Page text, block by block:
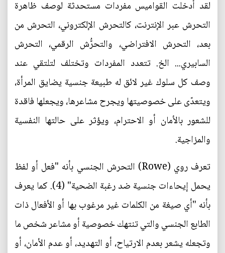
لقد أدخلت القواميس مفردات مستحدثة لوصف ظاهرة
التحرش عبر الإنترنت، كالتحرش الإلكتروني، التحرش من
بعد، التحرش الافتراضي، والتحرُّش الرقمي، التحرش
السابيري... الخ. تتعدد المفردات وتختلف لتلتقي عند
وصف كل سلوك غير لائق له طبيعة جنسية يضايق المرأة،
ويتعدّى على خصوصيتها ويجرح مشاعرها، ويجعلها فاقدة
للشعور بالأمان أو الاحترام، ويؤثر على حالتها النفسية
والمزاجية.
تعرف روي (Rowe) التحرش الجنسي بأنه "فعل أو لفظ
يحمل إيحاءات جنسية ضد رغبة الضحية" (4). كما يعرف
بأنه "أي صيغة من الكلمات غير مرغوب بها أو الأفعال ذات
الطابع الجنسي والتي تنتهك خصوصية أو مشاعر شخص ما
وتجعله يشعر بعدم الارتياح، أو التهديد، أو عدم الأمان، أو